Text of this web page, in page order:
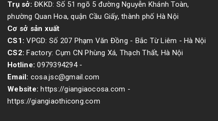
Trụ sở: ĐKKD: Số 51 ngõ 5 đường Nguyễn Khánh Toàn,
phường Quan Hoa, quận Cầu Giấy, thành phố Hà Nội
Cơ sở sản xuất
CS1: VPGD: Số 207 Phạm Văn Đồng - Bắc Từ Liêm - Hà Nội
CS2: Factory: Cụm CN Phùng Xá, Thạch Thất, Hà Nội
Hotline:0979394294-
Email: cosa.jsc@gmail.com
Website:https://giangiaocosa.com -
https://giangiaothicong.com